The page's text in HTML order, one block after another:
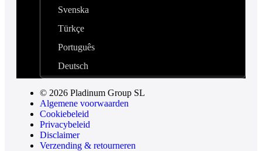
Svenska
Türkçe
Português
Deutsch
© 2026 Pladinum Group SL
Algemene voorwaarden
Cookiebeleid
Privacybeleid
Disclaimer
Verzending & retourneren